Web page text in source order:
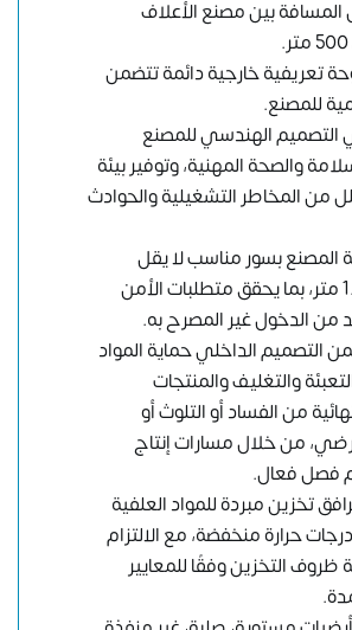
المسافة بين مصنع الأعلاف
تعريفية خارجية دائمة تتضمن
للمصنع.
التصميم الهندسي للمصنع
والصحة المهنية، وتوفير بيئة
من المخاطر التشغيلية والحوادث
المصنع بسور مناسب لا يقل
ارتفاعه عن 1.5 متر، بما يحقق متطلبات الأمن
من الدخول غير المصرح به.
التصميم الداخلي حماية المواد
والتغليف والمنتجات
من الفساد أو التلوث أو
من خلال مسارات إنتاج
فصل فعال.
تخزين مبردة للمواد العلفية
حرارة منخفضة، مع الالتزام
ظروف التخزين وفقًا للمعايير